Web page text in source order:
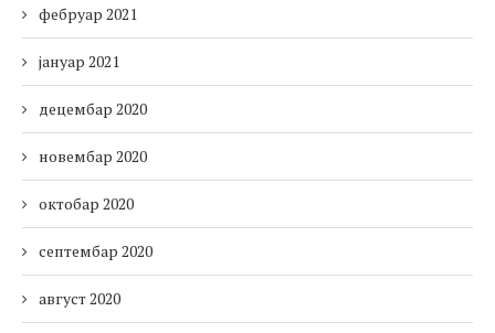
фебруар 2021
јануар 2021
децембар 2020
новембар 2020
октобар 2020
септембар 2020
август 2020